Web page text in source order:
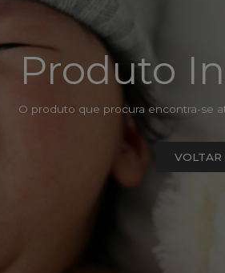
Produto
O produto que procura encontra-se
VOLTAR